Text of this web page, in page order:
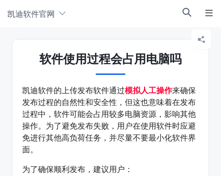
凯迪软件官网  
软件使用过程会占用电脑吗
凯迪软件的上传发布软件通过模拟人工操作来确保
发布过程的自然性和安全性，但这也意味着在发布
过程中，软件可能会占用较多电脑资源，影响其他
操作。为了避免发布失败，用户在使用软件时应避
免进行其他高负荷任务，并尽量不要最小化软件界
面。
为了确保顺利发布，建议用户：
